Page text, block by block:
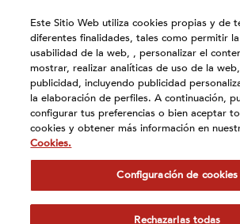
cuenta
sistema
accesibilidad.
19 Ene 2022
Bezoya cumple su
Este Sitio Web utiliza cookies propias y de
diferentes finalidades, tales como permitir
usabilidad de la web, , personalizar el
mostrar, realizar analíticas de uso de la
publicidad, incluyendo publicidad
la elaboración de perfiles. A continuación,
configurar tus preferencias o bien aceptar
cookies y obtener más información en
Cookies.
Configuración de cookies
Rechazarlas todas